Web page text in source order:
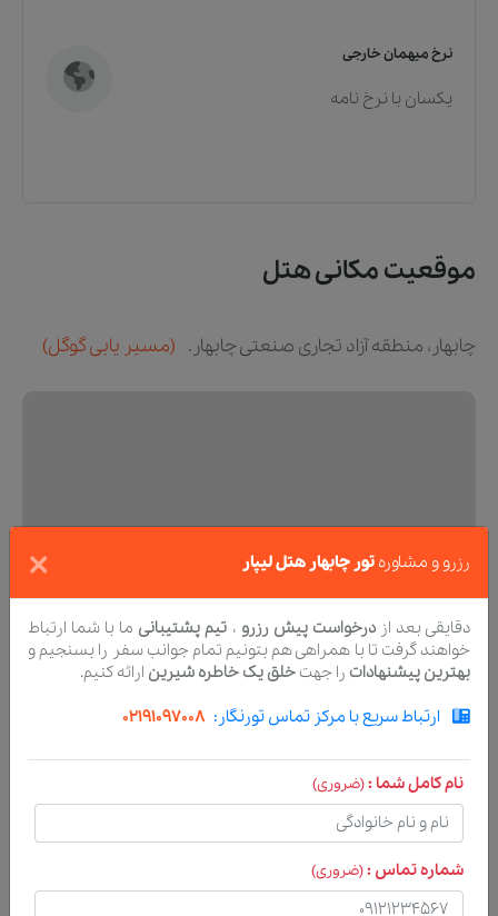
نرخ میهمان خارجی
یکسان با نرخ نامه
موقعیت مکانی هتل
چابهار، منطقه آزاد تجاری صنعتی چابهار. (مسیر یابی گوگل)
لطفا تماس بگیر
رزرو و مشاوره تور چابهار هتل لیپار ×
دقایقی بعد ازدرخواست پیش رزرو ، تیم پشتیبانی ما با شما ارتباط
خواهند گرفت تا با همراهی هم بتونیم تمام جوانب سفر را بسنجیم و
بهترین پیشنهادات را جهت خلق یک خاطره شیرین ارائه کنیم.
ارتباط سریع با مرکز تماس تورنگار: 02191097008
نام کامل شما :(ضروری)
شماره تماس :(ضروری)